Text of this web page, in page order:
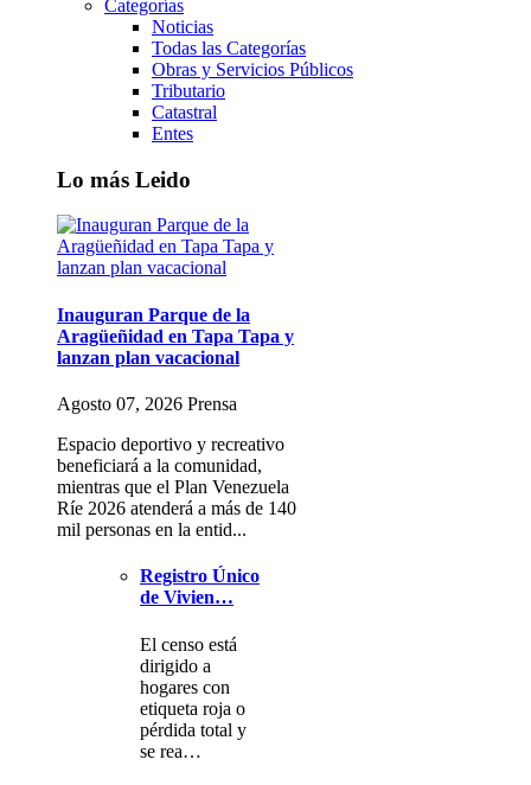
Categorías
Noticias
Todas las Categorías
Obras y Servicios Públicos
Tributario
Catastral
Entes
Lo más Leido
Inauguran Parque de la
Aragüeñidad en Tapa Tapa y
lanzan plan vacacional
Agosto 07, 2026 Prensa
Espacio deportivo y recreativo
beneficiará a la comunidad,
mientras que el Plan Venezuela
Ríe 2026 atenderá a más de 140
mil personas en la entid...
Registro Único
de Vivien…
El censo está
dirigido a
hogares con
etiqueta roja o
pérdida total y
se rea…